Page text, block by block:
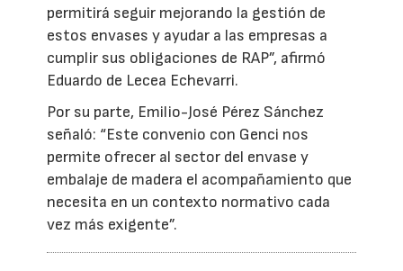
permitirá seguir mejorando la gestión de
estos envases y ayudar a las empresas a
cumplir sus obligaciones de RAP”, afirmó
Eduardo de Lecea Echevarri.
Por su parte, Emilio-José Pérez Sánchez
señaló: “Este convenio con Genci nos
permite ofrecer al sector del envase y
embalaje de madera el acompañamiento que
necesita en un contexto normativo cada
vez más exigente”.